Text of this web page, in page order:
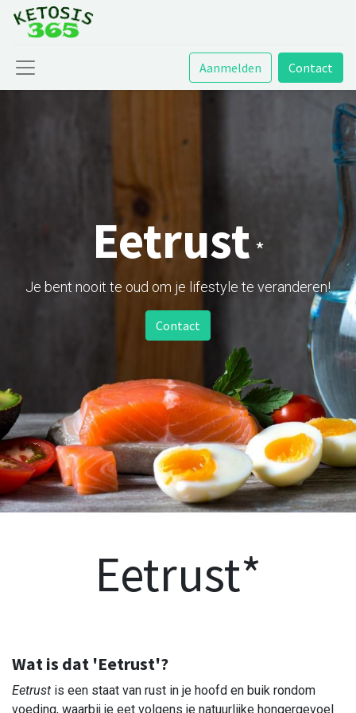
Aanmelden Contact
Eetrust *
Je bent nooit te oud om je lifestyle te veranderen!
Contact
Eetrust*
Wat is dat 'Eetrust'?
Eetrust is een staat van rust in je hoofd en buik rondom
voeding, waarbij je eet volgens je natuurlijke hongergevoel